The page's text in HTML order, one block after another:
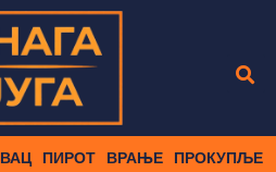
ПИРОТ ВРАЊЕ ПРОКУПЉЕ